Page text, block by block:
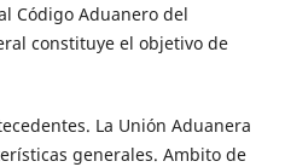
Código Aduanero del
constituye el objetivo de
La Unión Aduanera
generales. Ambito de